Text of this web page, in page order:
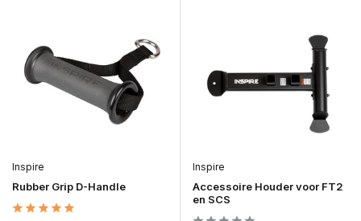
Inspire
Rubber Grip D-Handle
Inspire
Accessoire Houder voor FT2
en SCS